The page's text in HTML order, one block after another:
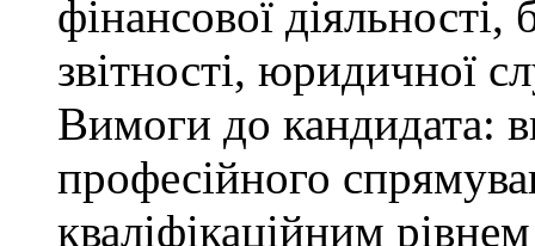
фінансової діяльності,
звітності, юридичної
Вимоги до кандидата:
професійного
кваліфікаційним